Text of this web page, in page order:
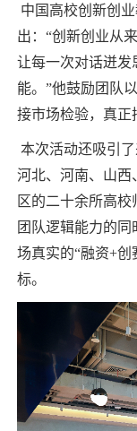
中国高校创新创
出：“创新创业从
让每一次对话迸发
能。”他鼓励团队
接市场检验，真正
本次活动还吸引
河北、河南、山西
区的二十余所高
团队逻辑能力的
场真实的“融资+创
标。